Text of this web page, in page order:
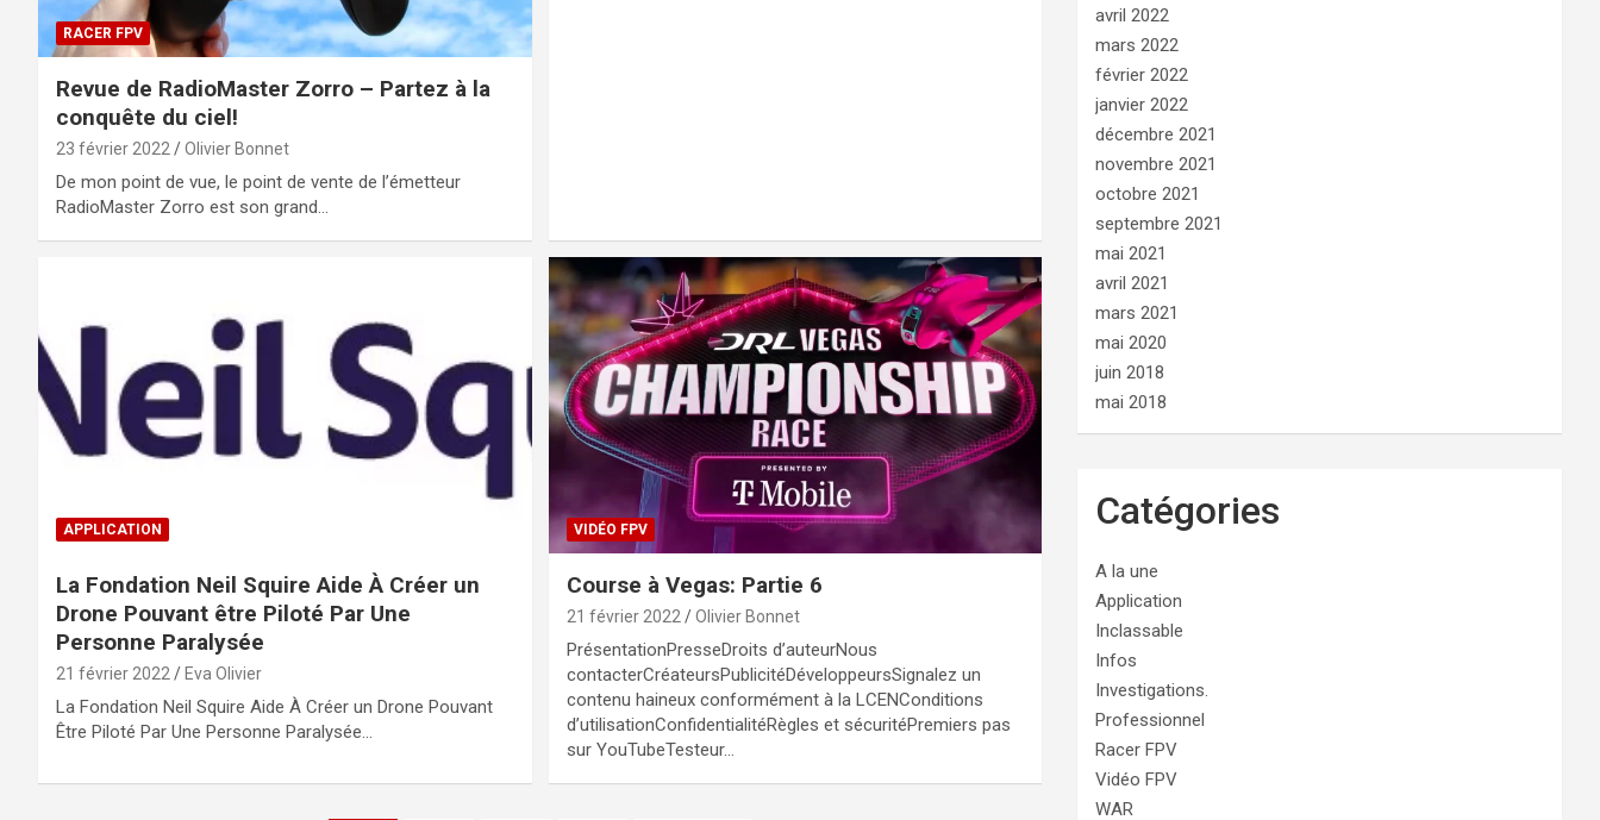
RACER FPV
Revue de RadioMaster Zorro – Partez à la
conquête du ciel!
23 février 2022 Olivier Bonnet
De mon point de vue, le point de vente de l’émetteur
RadioMaster Zorro est son grand…
APPLICATION
La Fondation Neil Squire Aide À Créer un
Drone Pouvant être Piloté Par Une
Personne Paralysée
21 février 2022 Eva Olivier
La Fondation Neil Squire Aide À Créer un Drone Pouvant
Être Piloté Par Une Personne Paralysée…
VIDÉO FPV
Course à Vegas: Partie 6
21 février 2022 Olivier Bonnet
PrésentationPresseDroits d’auteurNous
contacterCréateursPublicitéDéveloppeursSignalez un
contenu haineux conformément à la LCENConditions
d’utilisationConfidentialitéRègles et sécuritéPremiers pas
sur YouTubeTesteur…
avril 2022
mars 2022
février 2022
janvier 2022
décembre 2021
novembre 2021
octobre 2021
septembre 2021
mai 2021
avril 2021
mars 2021
mai 2020
juin 2018
mai 2018
Catégories
A la une
Application
Inclassable
Infos
Investigations.
Professionnel
Racer FPV
Vidéo FPV
WAR